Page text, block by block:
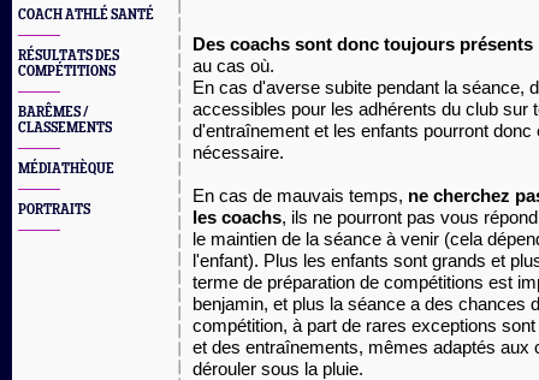
COACH ATHLÉ SANTÉ
RÉSULTATS DES
COMPÉTITIONS
BARÊMES /
CLASSEMENTS
MÉDIATHÈQUE
PORTRAITS
Des coachs sont donc toujours présents
au cas où.
En cas d'averse subite pendant la séance,
accessibles pour les adhérents du club sur
d'entraînement et les enfants pourront
nécessaire.
En cas de mauvais temps, ne cherchez
les coachs, ils ne pourront pas vous
le maintien de la séance à venir (cela
l'enfant). Plus les enfants sont grands et
terme de préparation de compétitions est
benjamin, et plus la séance a des chances
compétition, à part de rares exceptions
et des entraînements, mêmes adaptés aux
dérouler sous la pluie.